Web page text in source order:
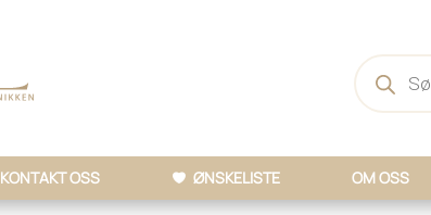
Products
search
KONTAKT OSS ØNSKELISTE OM OSS